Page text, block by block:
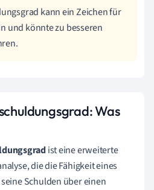
kann ein Zeichen für
und könnte zu besseren
Was
ist eine erweiterte
die die Fähigkeit eines
Schulden über einen